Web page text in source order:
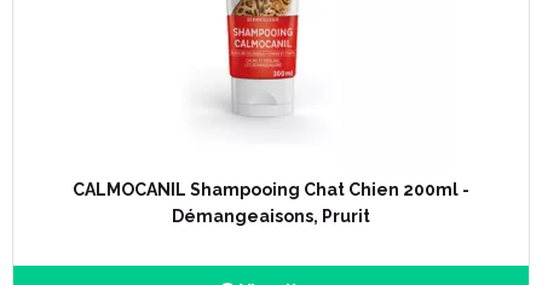
CALMOCANIL Shampooing Chat Chien 200ml -
Démangeaisons, Prurit